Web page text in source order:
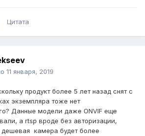
Цитата
11 января, 2019
продукт более 5 лет назад снят с
экземпляра тоже нет
Данные модели даже ONVIF еще
а rtsp вроде без авторизации,
камера будет более